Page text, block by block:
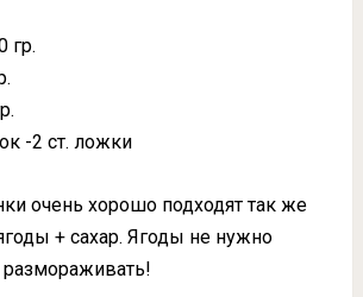
гр.
-2 ст. ложки
очень хорошо подходят так же
+ сахар. Ягоды не нужно